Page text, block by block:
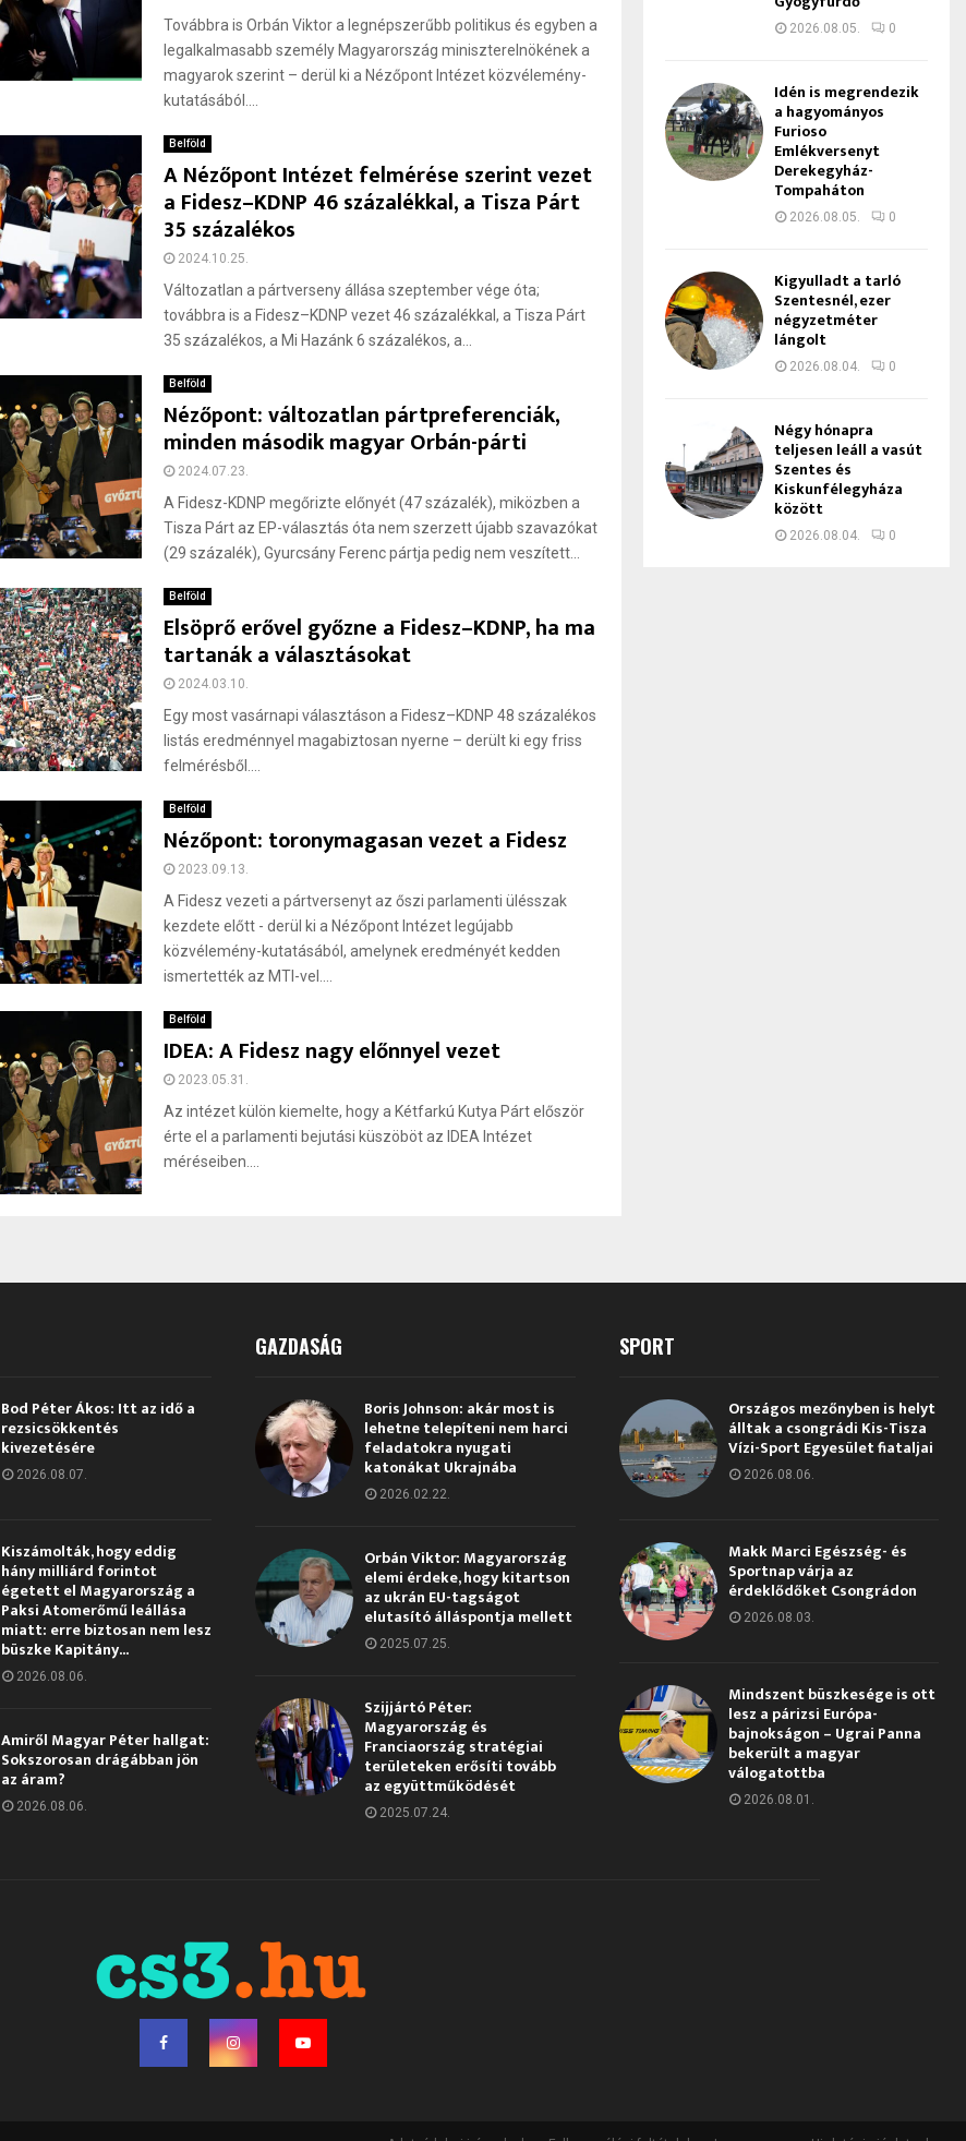
Továbbra is Orbán Viktor a legnépszerűbb politikus és egyben a
legalkalmasabb személy Magyarország miniszterelnökének a
magyarok szerint – derül ki a Nézőpont Intézet közvélemény-
kutatásából....
Belföld
A Nézőpont Intézet felmérése szerint vezet
a Fidesz–KDNP 46 százalékkal, a Tisza Párt
35 százalékos
2024.10.25.
Változatlan a pártverseny állása szeptember vége óta;
továbbra is a Fidesz–KDNP vezet 46 százalékkal, a Tisza Párt
35 százalékos, a Mi Hazánk 6 százalékos, a...
Belföld
Nézőpont: változatlan pártpreferenciák,
minden második magyar Orbán-párti
2024.07.23.
A Fidesz-KDNP megőrizte előnyét (47 százalék), miközben a
Tisza Párt az EP-választás óta nem szerzett újabb szavazókat
(29 százalék), Gyurcsány Ferenc pártja pedig nem veszített...
Belföld
Elsöprő erővel győzne a Fidesz–KDNP, ha ma
tartanák a választásokat
2024.03.10.
Egy most vasárnapi választáson a Fidesz–KDNP 48 százalékos
listás eredménnyel magabiztosan nyerne – derült ki egy friss
felmérésből....
Belföld
Nézőpont: toronymagasan vezet a Fidesz
2023.09.13.
A Fidesz vezeti a pártversenyt az őszi parlamenti ülésszak
kezdete előtt - derül ki a Nézőpont Intézet legújabb
közvélemény-kutatásából, amelynek eredményét kedden
ismertették az MTI-vel....
Belföld
IDEA: A Fidesz nagy előnnyel vezet
2023.05.31.
Az intézet külön kiemelte, hogy a Kétfarkú Kutya Párt először
érte el a parlamenti bejutási küszöböt az IDEA Intézet
méréseiben....
2026.08.05. 0
Idén is megrendezik
a hagyományos
Furioso
Emlékversenyt
Derekegyház-
Tompaháton
2026.08.05. 0
Kigyulladt a tarló
Szentesnél, ezer
négyzetméter
lángolt
2026.08.04. 0
Négy hónapra
teljesen leáll a vasút
Szentes és
Kiskunfélegyháza
között
2026.08.04. 0
Bod Péter Ákos: Itt az idő a
rezsicsökkentés
kivezetésére
2026.08.07.
Kiszámolták, hogy eddig
hány milliárd forintot
égetett el Magyarország a
Paksi Atomerőmű leállása
miatt: erre biztosan nem lesz
büszke Kapitány...
2026.08.06.
Amiről Magyar Péter hallgat:
Sokszorosan drágábban jön
az áram?
2026.08.06.
GAZDASÁG
Boris Johnson: akár most is
lehetne telepíteni nem harci
feladatokra nyugati
katonákat Ukrajnába
2026.02.22.
Orbán Viktor: Magyarország
elemi érdeke, hogy kitartson
az ukrán EU-tagságot
elutasító álláspontja mellett
2025.07.25.
Szijjártó Péter:
Magyarország és
Franciaország stratégiai
területeken erősíti tovább
az együttműködését
2025.07.24.
SPORT
Országos mezőnyben is helyt
álltak a csongrádi Kis-Tisza
Vízi-Sport Egyesület fiataljai
2026.08.06.
Makk Marci Egészség- és
Sportnap várja az
érdeklődőket Csongrádon
2026.08.03.
Mindszent büszkesége is ott
lesz a párizsi Európa-
bajnokságon – Ugrai Panna
bekerült a magyar
válogatottba
2026.08.01.